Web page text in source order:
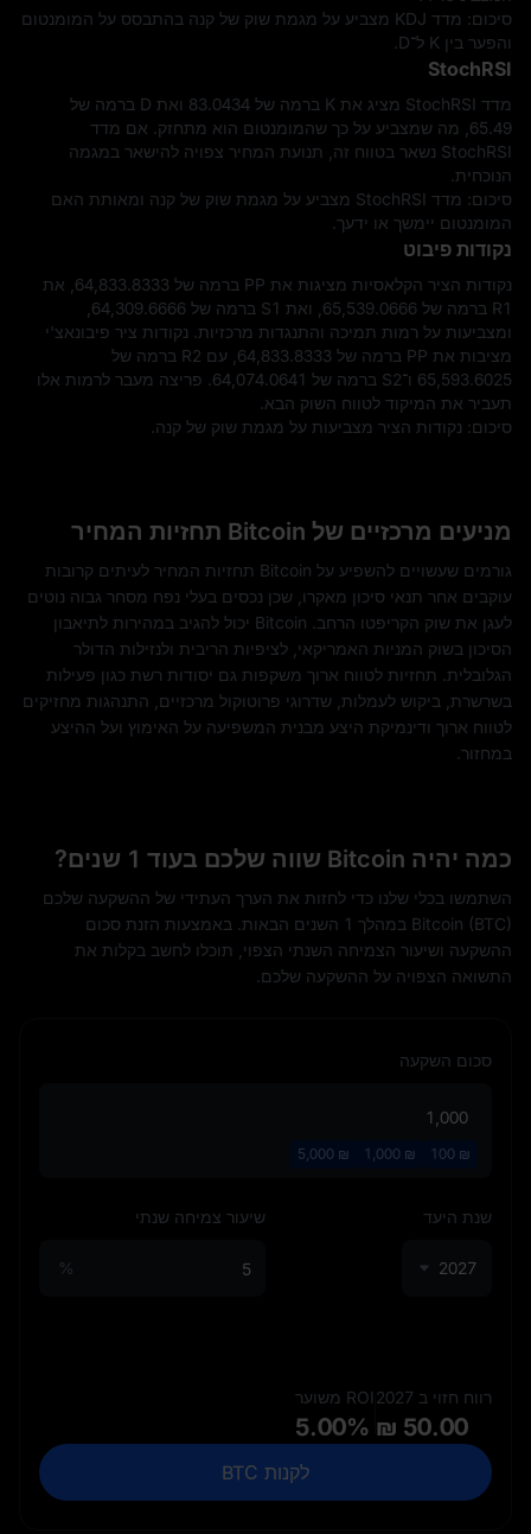
סיכום: מדד KDJ מצביע על מגמת שוק של קנה בהתבסס על המומנטום
והפער בין K ל־D.
StochRSI
מדד StochRSI מציג את K ברמה של 83.0434 ואת D ברמה של
65.49, מה שמצביע על כך שהמומנטום הוא מתחזק. אם מדד
StochRSI נשאר בטווח זה, תנועת המחיר צפויה להישאר במגמה
הנוכחית.
סיכום: מדד StochRSI מצביע על מגמת שוק של קנה ומאותת האם
המומנטום יימשך או ידעך.
נקודות פיבוט
נקודות הציר הקלאסיות מציגות את PP ברמה של 64,833.8333, את
ומצביעות על רמות תמיכה והתנגדות מרכזיות. נקודות ציר פיבונאצ'י
מציבות את PP ברמה של 64,833.8333, עם R2 ברמה של
65,593.6025 ו־S2 ברמה של 64,074.0641. פריצה מעבר לרמות אלו
תעביר את המיקוד לטווח השוק הבא.
סיכום: נקודות הציר מצביעות על מגמת שוק של קנה.
מניעים מרכזיים של Bitcoin תחזיות המחיר
גורמים שעשויים להשפיע על Bitcoin תחזיות המחיר לעיתים קרובות
עוקבים אחר תנאי סיכון מאקרו, שכן נכסים בעלי נפח מסחר גבוה נוטים
לעגן את שוק הקריפטו הרחב. Bitcoin יכול להגיב במהירות לתיאבון
הסיכון בשוק המניות האמריקאי, לציפיות הריבית ולנזילות הדולר
הגלובלית. תחזיות לטווח ארוך משקפות גם יסודות רשת כגון פעילות
בשרשרת, ביקוש לעמלות, שדרוגי פרוטוקול מרכזיים, התנהגות מחזיקים
לטווח ארוך ודינמיקת היצע מבנית המשפיעה על האימוץ ועל ההיצע
במחזור.
כמה יהיה Bitcoin שווה שלכם בעוד 1 שנים?
השתמשו בכלי שלנו כדי לחזות את הערך העתידי של ההשקעה שלכם
Bitcoin (BTC) במהלך 1 השנים הבאות. באמצעות הזנת סכום
ההשקעה ושיעור הצמיחה השנתי הצפוי, תוכלו לחשב בקלות את
התשואה הצפויה על ההשקעה שלכם.
סכום השקעה
₪
100
₪
1,000
₪
5,000
שנת היעד
2027
שיעור צמיחה שנתי
%
רווח חזוי ב 2027
₪ 50.00
ROI משוער
5.00%
לקנות BTC